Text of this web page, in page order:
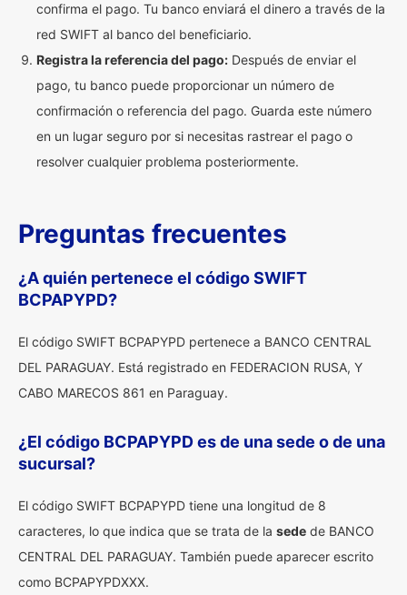
confirma el pago. Tu banco enviará el dinero a través de la
red SWIFT al banco del beneficiario.
Registra la referencia del pago: Después de enviar el
pago, tu banco puede proporcionar un número de
confirmación o referencia del pago. Guarda este número
en un lugar seguro por si necesitas rastrear el pago o
resolver cualquier problema posteriormente.
Preguntas frecuentes
¿A quién pertenece el código SWIFT
BCPAPYPD?
El código SWIFT BCPAPYPD pertenece a BANCO CENTRAL
DEL PARAGUAY. Está registrado en FEDERACION RUSA, Y
CABO MARECOS 861 en Paraguay.
¿El código BCPAPYPD es de una sede o de una
sucursal?
El código SWIFT BCPAPYPD tiene una longitud de 8
caracteres, lo que indica que se trata de la sede de BANCO
CENTRAL DEL PARAGUAY. También puede aparecer escrito
como BCPAPYPDXXX.